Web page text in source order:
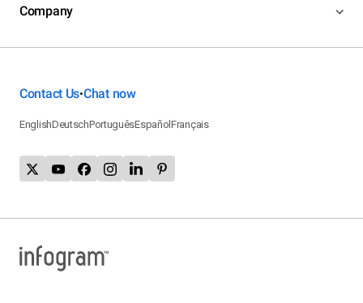
Company
Contact Us•Chat now
EnglishDeutschPortuguêsEspañolFrançais